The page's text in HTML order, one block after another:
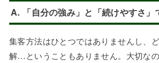
A. 「自分の強み」と「続けやすさ」
集客方法はひとつではありませんし、
解…ということもありません。大切な